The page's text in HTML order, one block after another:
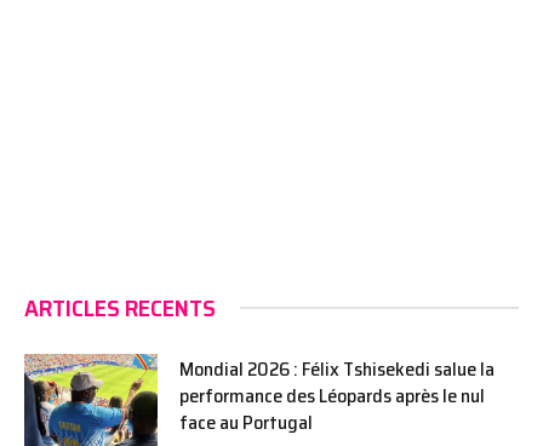
ARTICLES RECENTS
Mondial 2026 : Félix Tshisekedi salue la
performance des Léopards après le nul
face au Portugal